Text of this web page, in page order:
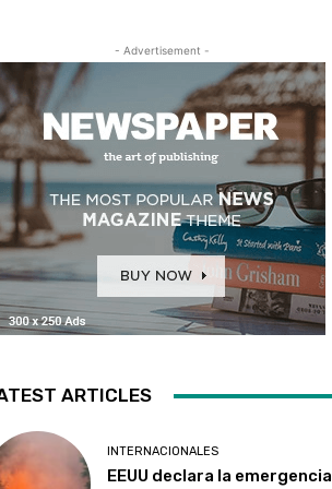
- Advertisement -
ARTICLES
INTERNACIONALES
EEUU declara la emergencia